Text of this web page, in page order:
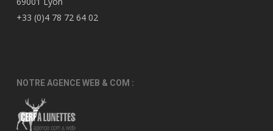
+33 (0)4 78 72 64 02
NOTRE AGENCE WEB & COM :